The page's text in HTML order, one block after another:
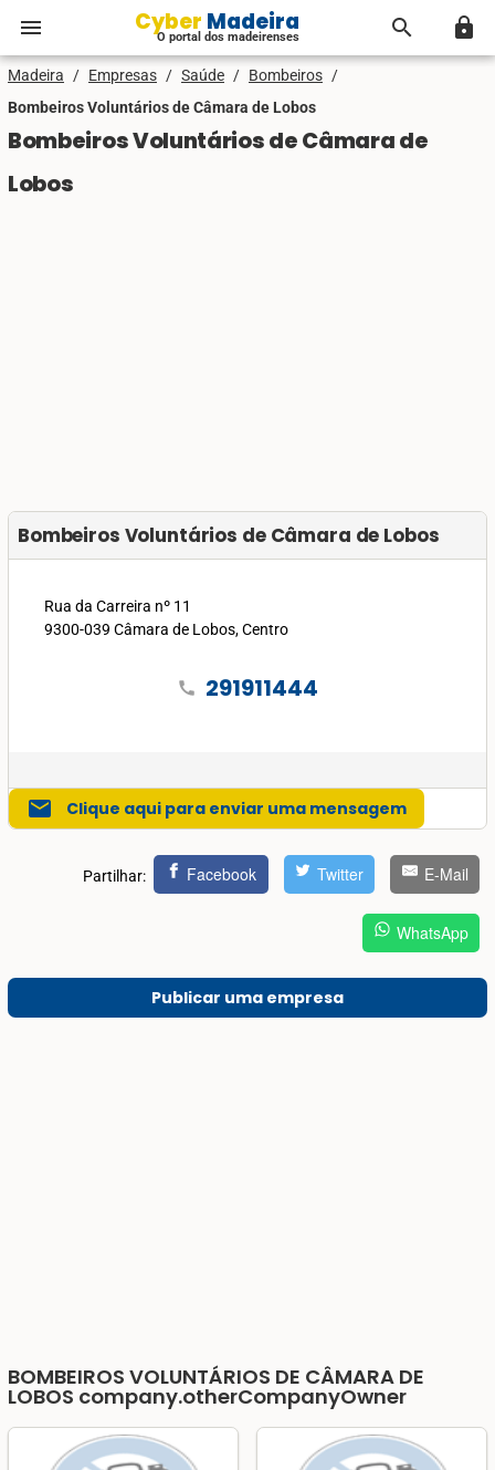
menu Cyber Madeira
O portal dos madeirenses search lock
Madeira / Empresas / Saúde / Bombeiros /
Bombeiros Voluntários de Câmara de Lobos
Bombeiros Voluntários de Câmara de
Lobos
Bombeiros Voluntários de Câmara de Lobos
Rua da Carreira nº 11
9300-039 Câmara de Lobos, Centro
call 291911444
mail Clique aqui para enviar uma mensagem
Partilhar: Facebook Twitter E-Mail
WhatsApp
Publicar uma empresa
BOMBEIROS VOLUNTÁRIOS DE CÂMARA DE
LOBOS company.otherCompanyOwner